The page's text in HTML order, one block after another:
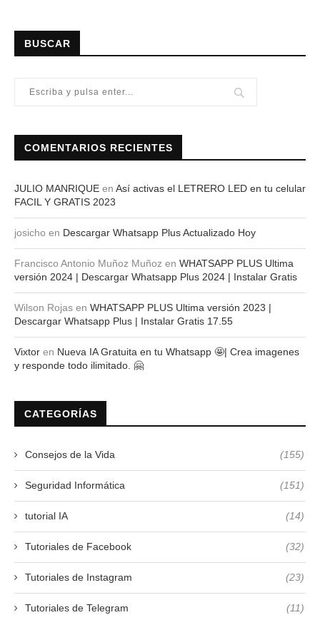
BUSCAR
COMENTARIOS RECIENTES
JULIO MANRIQUE en Así activas el LETRERO LED en tu celular
FACIL Y GRATIS 2023
josicho en Descargar Whatsapp Plus Actualizado Hoy
Francisco Antonio Muñoz Muñoz en WHATSAPP PLUS Ultima
versión 2024 | Descargar Whatsapp Plus 2024 | Instalar Gratis
Wilson Rojas en WHATSAPP PLUS Ultima versión 2023 |
Descargar Whatsapp Plus | Instalar Gratis 17.55
Vixtor en Nueva IA Gratuita en tu Whatsapp 🤩| Crea imagenes
y responde todo ilimitado. 🤗
CATEGORÍAS
Consejos de la Vida (155)
Seguridad Informática (151)
tutorial IA (14)
Tutoriales de Facebook (32)
Tutoriales de Instagram (23)
Tutoriales de Telegram (11)